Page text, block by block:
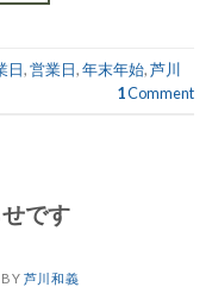
日,営業日,年末年始,芦川
1Comment
です
BY 芦川和義